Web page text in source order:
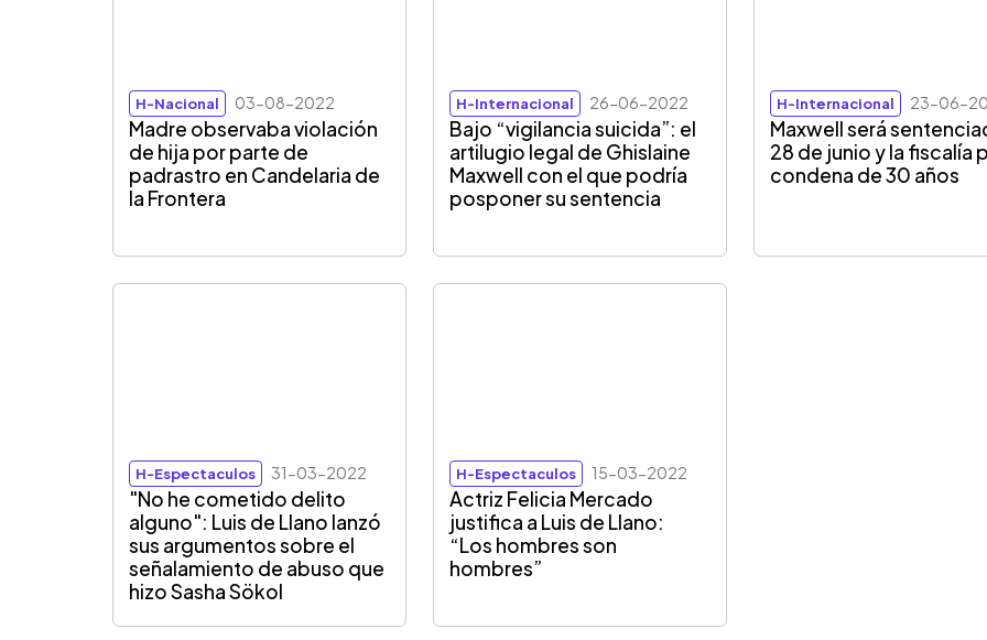
H-Nacional 03-08-2022
Madre observaba violación
de hija por parte de
padrastro en Candelaria de
la Frontera
H-Internacional 26-06-2022
Bajo “vigilancia suicida”: el
artilugio legal de Ghislaine
Maxwell con el que podría
posponer su sentencia
H-Internacional 23-06-
Maxwell será
28 de junio y la fiscalía
condena de 30 años
H-Espectaculos 31-03-2022
"No he cometido delito
alguno": Luis de Llano lanzó
sus argumentos sobre el
señalamiento de abuso que
hizo Sasha Sökol
H-Espectaculos 15-03-2022
Actriz Felicia Mercado
justifica a Luis de Llano:
“Los hombres son
hombres”